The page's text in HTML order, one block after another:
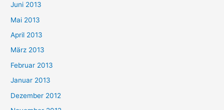
Juni 2013
Mai 2013
April 2013
März 2013
Februar 2013
Januar 2013
Dezember 2012